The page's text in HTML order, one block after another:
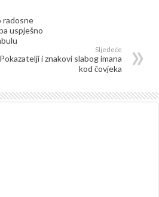
radosne
uspješno
Sljedeće
Pokazatelji i znakovi slabog imana
kod čovjeka